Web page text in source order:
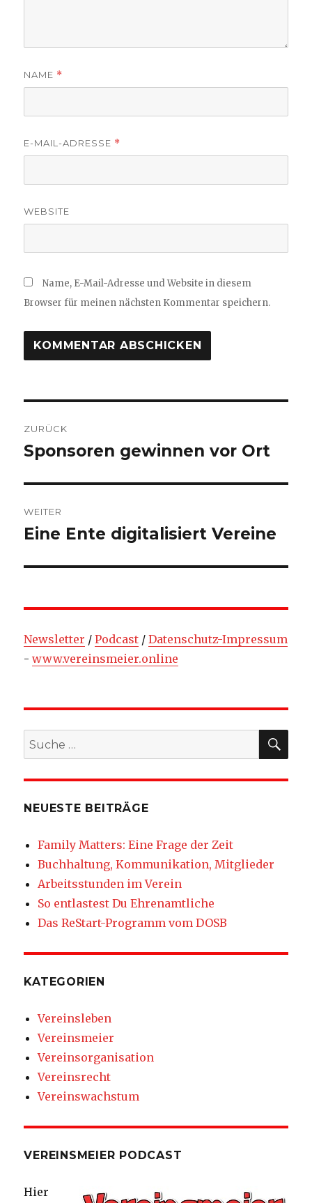
NAME *
E-MAIL-ADRESSE *
WEBSITE
Name, E-Mail-Adresse und Website in diesem
Browser für meinen nächsten Kommentar speichern.
ZURÜCK
Vorheriger
Sponsoren gewinnen vor Ort
WEITER
Nächster
Eine Ente digitalisiert Vereine
Newsletter /Podcast /Datenschutz-Impressum
-www.vereinsmeier.online
Suche
nach:
NEUESTE BEITRÄGE
Family Matters: Eine Frage der Zeit
Buchhaltung, Kommunikation, Mitglieder
Arbeitsstunden im Verein
So entlastest Du Ehrenamtliche
Das ReStart-Programm vom DOSB
KATEGORIEN
Vereinsleben
Vereinsmeier
Vereinsorganisation
Vereinsrecht
Vereinswachstum
VEREINSMEIER PODCAST
Hier